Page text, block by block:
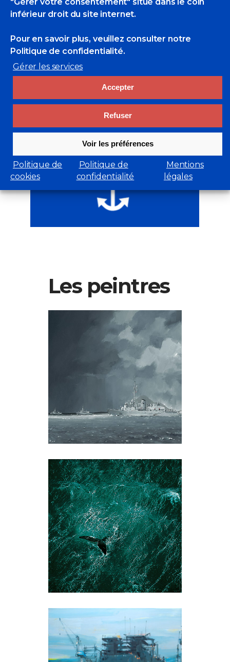
inférieur droit du site internet.
Pour en savoir plus, veuillez consulter notre
Politique de confidentialité.
Gérer les services
Accepter
Refuser
Voir les préférences
Politique de
cookies
Politique de
confidentialité
Mentions
légales
Les Peintres de la
Marine
DÉCOUVRIR
Les peintres
Jean-Pierre Arcile
Yann Arthus-
Bertrand